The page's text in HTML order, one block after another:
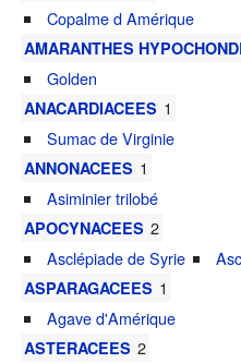
Copalme d Amérique
AMARANTHES
Golden
ANACARDIACEES 1
Sumac de Virginie
ANNONACEES 1
Asiminier trilobé
APOCYNACEES 2
Asclépiade de Syrie
ASPARAGACEES 1
Agave d'Amérique
ASTERACEES 2